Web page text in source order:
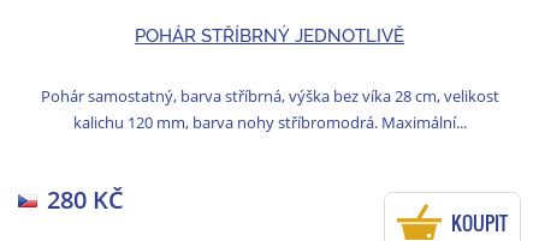
POHÁR STŘÍBRNÝ JEDNOTLIVĚ
Pohár samostatný, barva stříbrná, výška bez víka 28 cm, velikost
kalichu 120 mm, barva nohy stříbromodrá. Maximální...
280 KČ
KOUPIT